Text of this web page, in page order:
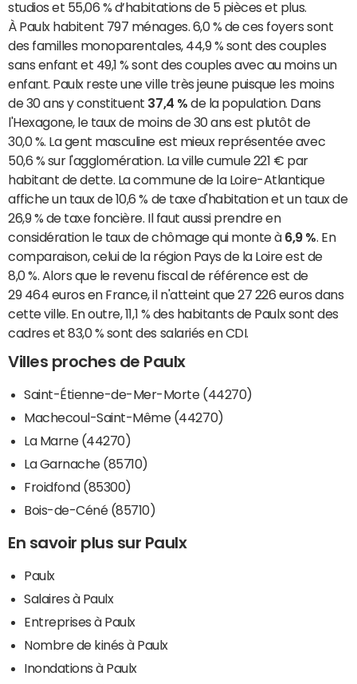
studios et 55,06 % d’habitations de 5 pièces et plus.
À Paulx habitent 797 ménages. 6,0 % de ces foyers sont
des familles monoparentales, 44,9 % sont des couples
sans enfant et 49,1 % sont des couples avec au moins un
enfant. Paulx reste une ville très jeune puisque les moins
de 30 ans y constituent 37,4 % de la population. Dans
l'Hexagone, le taux de moins de 30 ans est plutôt de
30,0 %. La gent masculine est mieux représentée avec
50,6 % sur l'agglomération. La ville cumule 221 € par
habitant de dette. La commune de la Loire-Atlantique
affiche un taux de 10,6 % de taxe d'habitation et un taux de
26,9 % de taxe foncière. Il faut aussi prendre en
considération le taux de chômage qui monte à 6,9 % . En
comparaison, celui de la région Pays de la Loire est de
8,0 %. Alors que le revenu fiscal de référence est de
29 464 euros en France, il n'atteint que 27 226 euros dans
cette ville. En outre, 11,1 % des habitants de Paulx sont des
cadres et 83,0 % sont des salariés en CDI.
Villes proches de Paulx
Saint-Étienne-de-Mer-Morte (44270)
Machecoul-Saint-Même (44270)
La Marne (44270)
La Garnache (85710)
Froidfond (85300)
Bois-de-Céné (85710)
En savoir plus sur Paulx
Paulx
Salaires à Paulx
Entreprises à Paulx
Nombre de kinés à Paulx
Inondations à Paulx